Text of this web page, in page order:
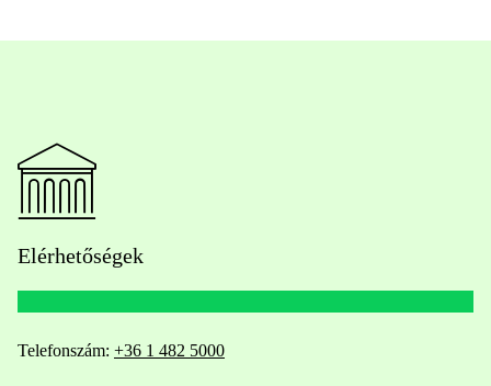
Elérhetőségek
Telefonszám: +36 1 482 5000